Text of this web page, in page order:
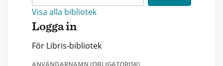
Visa alla bibliotek
Logga in
För Libris-bibliotek
ANVÄNDARNAMN (OBLIGATORISK)